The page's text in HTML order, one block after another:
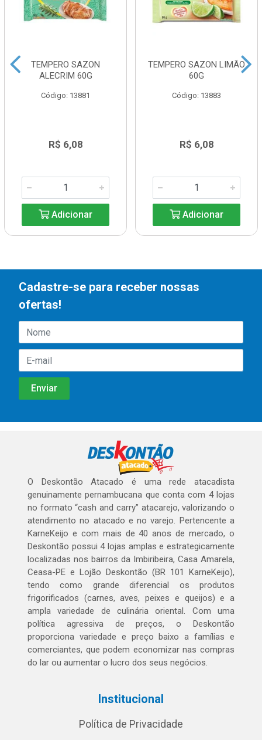
TEMPERO SAZON
ALECRIM 60G
Código: 13881
R$ 6,08
Adicionar
TEMPERO SAZON LIMÃO
60G
Código: 13883
R$ 6,08
Adicionar
Cadastre-se para receber nossas
ofertas!
O Deskontão Atacado é uma rede atacadista
genuinamente pernambucana que conta com 4 lojas
no formato “cash and carry” atacarejo, valorizando o
atendimento no atacado e no varejo. Pertencente a
KarneKeijo e com mais de 40 anos de mercado, o
Deskontão possui 4 lojas amplas e estrategicamente
localizadas nos bairros da Imbiribeira, Casa Amarela,
Ceasa-PE e Lojão Deskontão (BR 101 KarneKeijo),
tendo como grande diferencial os produtos
frigorificados (carnes, aves, peixes e queijos) e a
ampla variedade de culinária oriental. Com uma
política agressiva de preços, o Deskontão
proporciona variedade e preço baixo a famílias e
comerciantes, que podem economizar nas compras
do lar ou aumentar o lucro dos seus negócios.
Institucional
Política de Privacidade